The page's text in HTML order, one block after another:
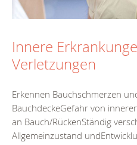
Innere
Verletzungen
Erkennen Bauchschmerzen
BauchdeckeGefahr von
an Bauch/RückenStändig
Allgemeinzustand